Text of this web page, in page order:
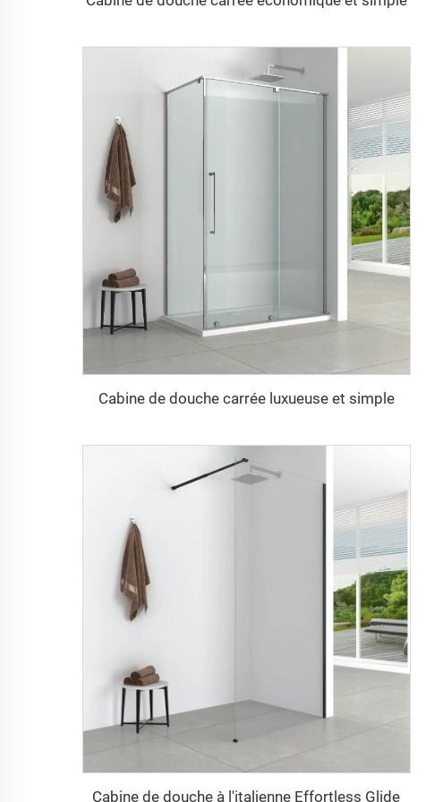
Cabine de douche carrée luxueuse et simple
Cabine de douche à l'italienne Effortless Glide